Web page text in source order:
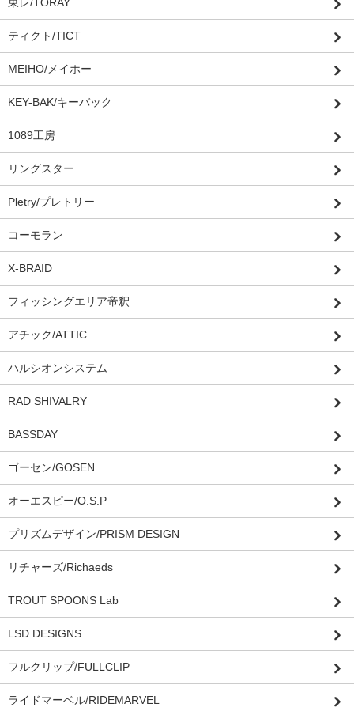
ティクト/TICT
MEIHO/メイホー
KEY-BAK/キーバック
1089工房
リングスター
Pletry/プレトリー
コーモラン
X-BRAID
フィッシングエリア帝釈
アチック/ATTIC
ハルシオンシステム
RAD SHIVALRY
BASSDAY
ゴーセン/GOSEN
オーエスピー/O.S.P
プリズムデザイン/PRISM DESIGN
リチャーズ/Richaeds
TROUT SPOONS Lab
LSD DESIGNS
フルクリップ/FULLCLIP
ライドマーベル/RIDEMARVEL